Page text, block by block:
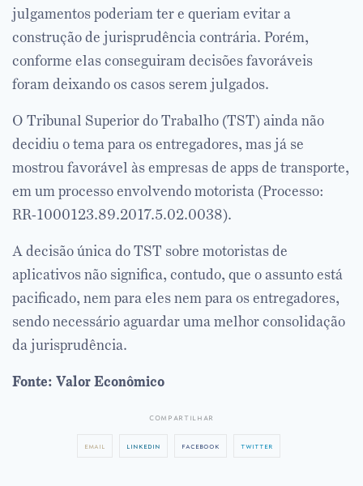
julgamentos poderiam ter e queriam evitar a
construção de jurisprudência contrária. Porém,
conforme elas conseguiram decisões favoráveis
foram deixando os casos serem julgados.
O Tribunal Superior do Trabalho (TST) ainda não
decidiu o tema para os entregadores, mas já se
mostrou favorável às empresas de apps de transporte,
em um processo envolvendo motorista (Processo:
RR-1000123.89.2017.5.02.0038).
A decisão única do TST sobre motoristas de
aplicativos não significa, contudo, que o assunto está
pacificado, nem para eles nem para os entregadores,
sendo necessário aguardar uma melhor consolidação
da jurisprudência.
Fonte: Valor Econômico
compartilhar
email linkedin facebook twitter